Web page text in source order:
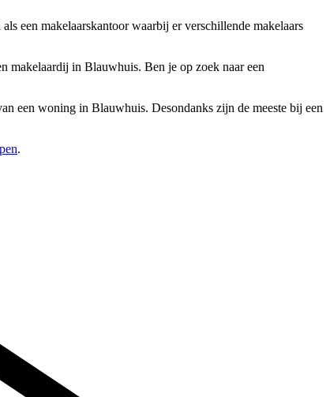
een makelaarskantoor waarbij er verschillende makelaars
makelaardij in Blauwhuis. Ben je op zoek naar een
een woning in Blauwhuis. Desondanks zijn de meeste bij een
.